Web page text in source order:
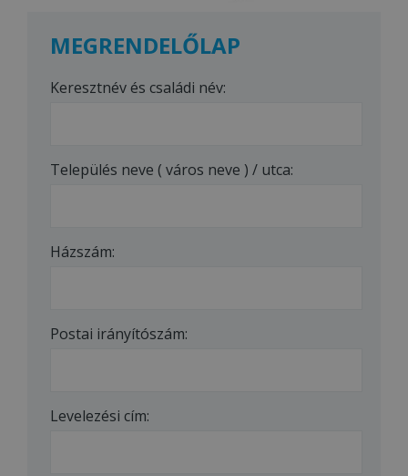
MEGRENDELŐLAP
Keresztnév és családi név:
Település neve ( város neve ) / utca:
Házszám:
Postai irányítószám:
Levelezési cím: